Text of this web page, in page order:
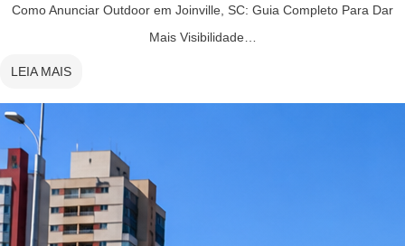
Como Anunciar Outdoor em Joinville, SC: Guia Completo Para Dar
Mais Visibilidade…
LEIA MAIS